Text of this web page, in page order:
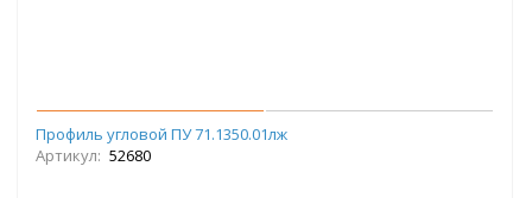
Профиль угловой ПУ 71.1350.01лж
Артикул: 52680